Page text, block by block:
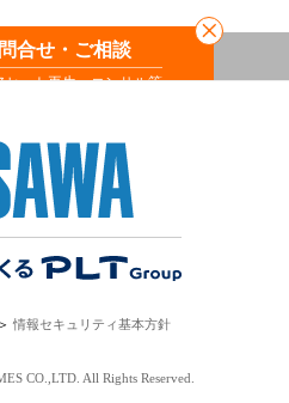
合せ・ご相談
セット再生・コンサル等
＞情報セキュリティ基本方針
CO.,LTD. All Rights Reserved.